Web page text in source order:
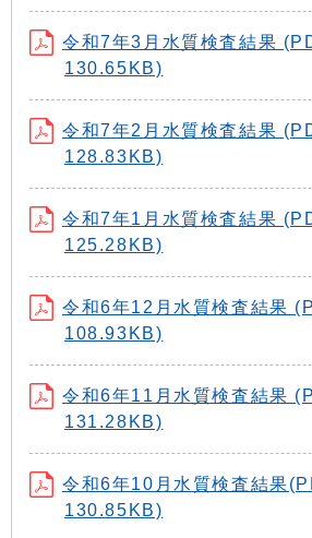
令和7年3月水質検査結果
130.65KB)
令和7年2月水質検査結果
128.83KB)
令和7年1月水質検査結果
125.28KB)
令和6年12月水質検査結果
108.93KB)
令和6年11月水質検査結果
131.28KB)
令和6年10月水質検査結果
130.85KB)